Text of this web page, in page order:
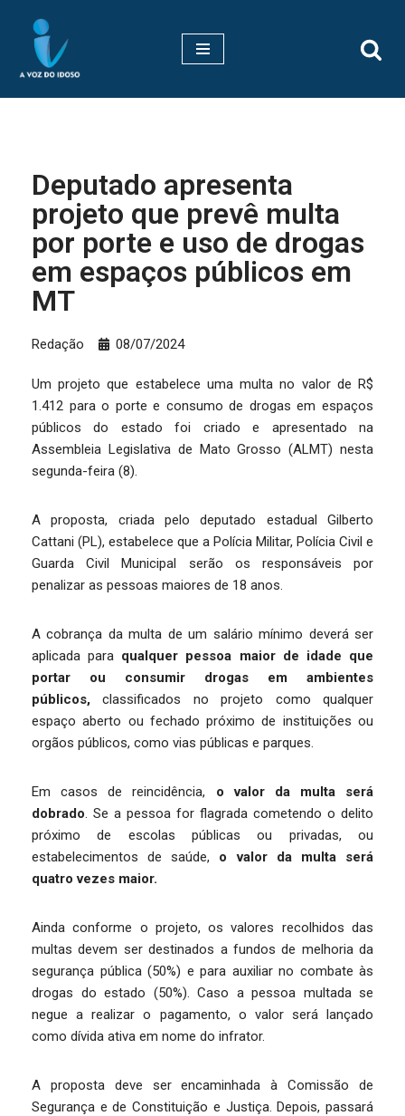
Pular
para
Deputado apresenta
projeto que prevê multa
por porte e uso de drogas
em espaços públicos em
MT
Redação 08/07/2024
Um projeto que estabelece uma multa no valor de R$
1.412 para o porte e consumo de drogas em espaços
públicos do estado foi criado e apresentado na
Assembleia Legislativa de Mato Grosso (ALMT) nesta
segunda-feira (8).
A proposta, criada pelo deputado estadual Gilberto
Cattani (PL), estabelece que a Polícia Militar, Polícia Civil e
Guarda Civil Municipal serão os responsáveis por
penalizar as pessoas maiores de 18 anos.
A cobrança da multa de um salário mínimo deverá ser
aplicada para qualquer pessoa maior de idade que
portar ou consumir drogas em ambientes
públicos, classificados no projeto como qualquer
espaço aberto ou fechado próximo de instituições ou
orgãos públicos, como vias públicas e parques.
Em casos de reincidência, o valor da multa será
dobrado. Se a pessoa for flagrada cometendo o delito
próximo de escolas públicas ou privadas, ou
estabelecimentos de saúde, o valor da multa será
quatro vezes maior.
Ainda conforme o projeto, os valores recolhidos das
multas devem ser destinados a fundos de melhoria da
segurança pública (50%) e para auxiliar no combate às
drogas do estado (50%). Caso a pessoa multada se
negue a realizar o pagamento, o valor será lançado
como dívida ativa em nome do infrator.
A proposta deve ser encaminhada à Comissão de
Segurança e de Constituição e Justiça. Depois, passará